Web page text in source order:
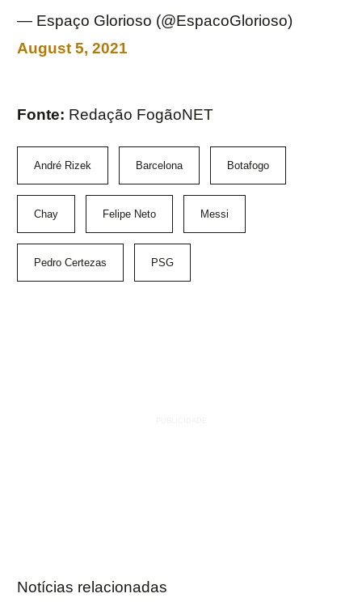
— Espaço Glorioso (@EspacoGlorioso)
August 5, 2021
Fonte: Redação FogãoNET
André Rizek Barcelona Botafogo
Chay Felipe Neto Messi
Pedro Certezas PSG
Notícias relacionadas